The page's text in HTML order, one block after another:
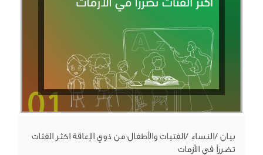
بيان /النساء /الفتيات والأطفال من ذوي الإعاقة اكثر الفئات
تضرراً في الأزمات